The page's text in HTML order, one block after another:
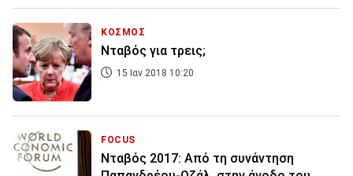
ΚΟΣΜΟΣ
Νταβός για τρεις;
15 Ιαν 2018 10:20
FOCUS
Νταβός 2017: Από τη συνάντηση